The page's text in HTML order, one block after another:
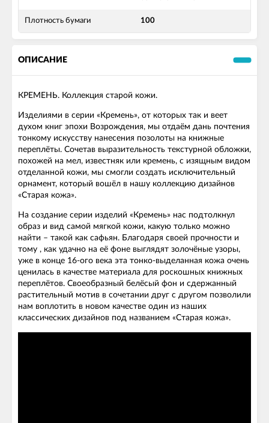
Плотность бумаги 100
ОПИСАНИЕ
КРЕМЕНЬ. Коллекция старой кожи.
Изделиями в серии «Кремень», от которых так и веет
духом книг эпохи Возрождения, мы отдаём дань почтения
тонкому искусству нанесения позолоты на книжные
переплёты. Сочетав выразительность текстурной обложки,
похожей на мел, известняк или кремень, с изящным видом
отделанной кожи, мы смогли создать исключительный
орнамент, который вошёл в нашу коллекцию дизайнов
«Старая кожа».
На создание серии изделий «Кремень» нас подтолкнул
образ и вид самой мягкой кожи, какую только можно
найти – такой как сафьян. Благодаря своей прочности и
тому , как удачно на её фоне выглядят золочёные узоры,
уже в конце 16-ого века эта тонко-выделанная кожа очень
ценилась в качестве материала для роскошных книжных
переплётов. Своеобразный белёсый фон и сдержанный
растительный мотив в сочетании друг с другом позволили
нам воплотить в новом качестве один из наших
классических дизайнов под названием «Старая кожа».